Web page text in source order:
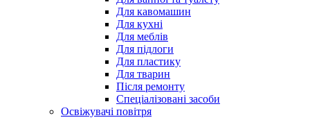
Для кавомашин
Для кухні
Для меблів
Для підлоги
Для пластику
Для тварин
Після ремонту
Спеціалізовані засоби
Освіжувачі повітря